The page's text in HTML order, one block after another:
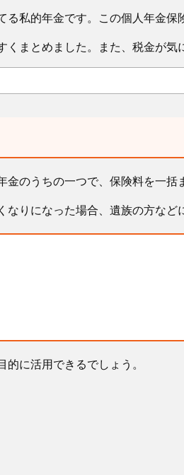
私的年金です。この個人年金保
まとめました。また、税金が
のうちの一つで、保険料を一
りになった場合、遺族の方な
に活用できるでしょう。